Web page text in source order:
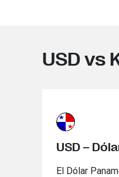
USD vs
USD –
El Dólar